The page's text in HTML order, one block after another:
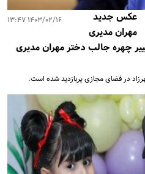
۱۴۰۳/۰۲/۱۶ ۱۳:۴۷
عکس جدید
مهران مدیری
چهره جالب دختر مهران مدیری
در فضای مجازی پربازدید شده است.